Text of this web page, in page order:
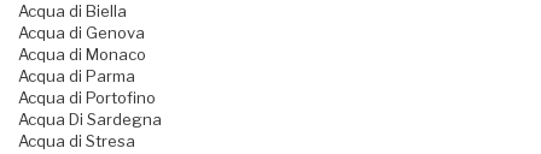
Acqua di Biella
Acqua di Genova
Acqua di Monaco
Acqua di Parma
Acqua di Portofino
Acqua Di Sardegna
Acqua di Stresa